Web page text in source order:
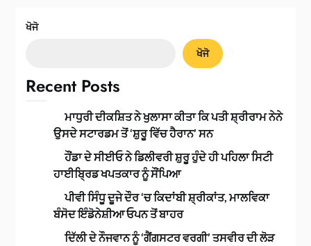
ਖੋਜੋ
ਖੋਜੋ
Recent Posts
ਮਾਧੁਰੀ ਦੀਕਸ਼ਿਤ ਨੇ ਖੁਲਾਸਾ ਕੀਤਾ ਕਿ ਪਤੀ ਸ਼੍ਰੀਰਾਮ ਨੇਨੇ
ਉਸਦੇ ਸਟਾਰਡਮ ਤੋਂ ‘ਸ਼ੁਰੂ ਵਿੱਚ ਹੈਰਾਨ’ ਸਨ
ਹੌਂਡਾ ਦੇ ਸੀਈਓ ਨੇ ਡਿਲੀਵਰੀ ਸ਼ੁਰੂ ਹੁੰਦੇ ਹੀ ਪਹਿਲਾ ਸਿਟੀ
ਹਾਈਬ੍ਰਿਡ ਖਪਤਕਾਰ ਨੂੰ ਸੌਂਪਿਆ
ਪੀਵੀ ਸਿੰਧੂ ਦੂਜੇ ਦੌਰ ‘ਚ ਕਿਦਾਂਬੀ ਸ਼੍ਰੀਕਾਂਤ, ਮਾਲਵਿਕਾ
ਬੰਸੋਦ ਇੰਡੋਨੇਸ਼ੀਆ ਓਪਨ ਤੋਂ ਬਾਹਰ
ਦਿੱਲੀ ਦੇ ਨੌਜਵਾਨ ਨੂੰ ‘ਗੈਂਗਸਟਰ ਵਰਗੀ’ ਤਸਵੀਰ ਦੀ ਲੋੜ